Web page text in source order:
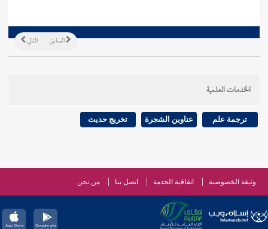
التالي السابق
الخدمات العلمية
ترجمة علم عناوين الشجرة تخريج حديث
وثيقة الخصوصية اتفاقية الخدمة اتصل بنا من نحن